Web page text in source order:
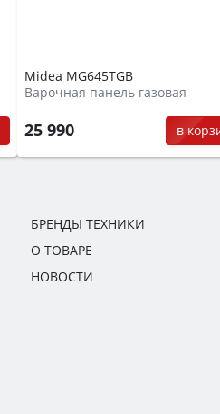
Midea MG645TGB
Варочная панель газовая
25 990 в
БРЕНДЫ ТЕХНИКИ
О ТОВАРЕ
НОВОСТИ